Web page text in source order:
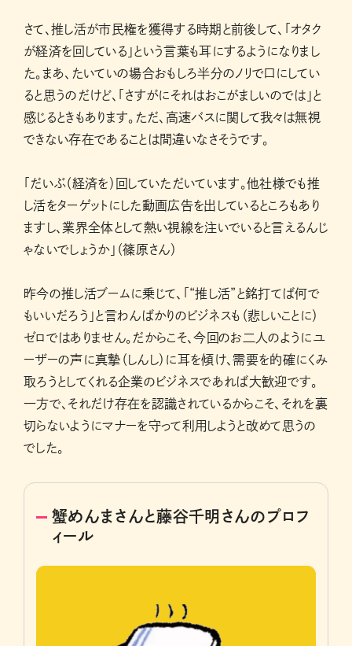
さて、推し活が市民権を獲得する時期と前後して、「オタク
が経済を回している」という言葉も耳にするようになりまし
た。まあ、たいていの場合おもしろ半分のノリで口にしてい
ると思うのだけど、「さすがにそれはおこがましいのでは」と
感じるときもあります。ただ、高速バスに関して我々は無視
できない存在であることは間違いなさそうです。
「だいぶ（経済を）回していただいています。他社様でも推
し活をターゲットにした動画広告を出しているところもあり
ますし、業界全体として熱い視線を注いでいると言えるんじ
ゃないでしょうか」（篠原さん）
昨今の推し活ブームに乗じて、「“推し活”と銘打てば何で
もいいだろう」と言わんばかりのビジネスも（悲しいことに）
ゼロではありません。だからこそ、今回のお二人のようにユ
ーザーの声に真摯（しんし）に耳を傾け、需要を的確にくみ
取ろうとしてくれる企業のビジネスであれば大歓迎です。
一方で、それだけ存在を認識されているからこそ、それを裏
切らないようにマナーを守って利用しようと改めて思うの
でした。
蟹めんまさんと藤谷千明さんのプロフ
ィール